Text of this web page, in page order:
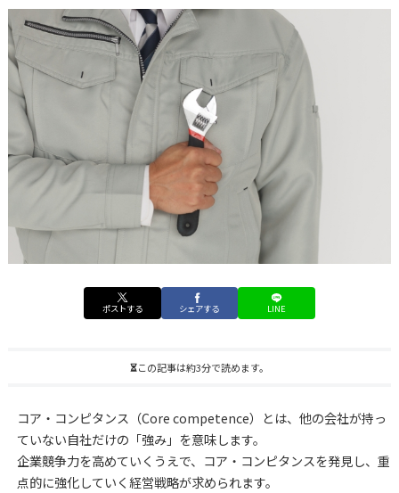
ポストする シェアする LINE
この記事は約3分で読めます。
コア・コンピタンス（Core competence）とは、他の会社が持っ
ていない自社だけの「強み」を意味します。
企業競争力を高めていくうえで、コア・コンピタンスを発見し、重
点的に強化していく経営戦略が求められます。